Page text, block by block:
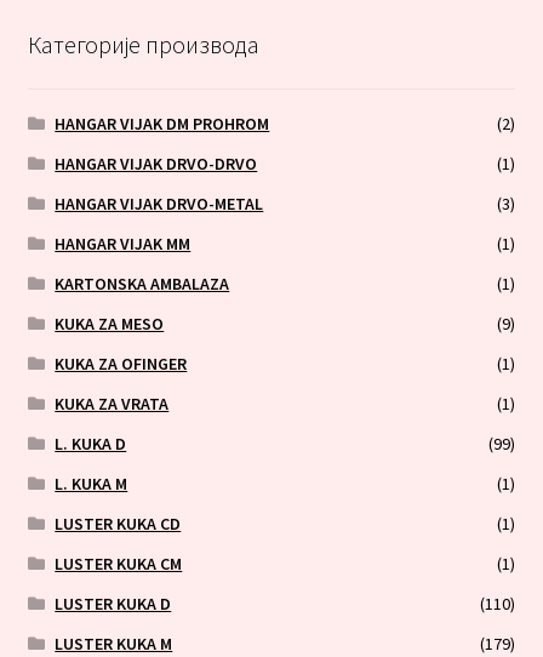
Категорије производа
HANGAR VIJAK DM PROHROM
(2)
HANGAR VIJAK DRVO-DRVO
(1)
HANGAR VIJAK DRVO-METAL
(3)
HANGAR VIJAK MM
(1)
KARTONSKA AMBALAZA
(1)
KUKA ZA MESO
(9)
KUKA ZA OFINGER
(1)
KUKA ZA VRATA
(1)
L. KUKA D
(99)
L. KUKA M
(1)
LUSTER KUKA CD
(1)
LUSTER KUKA CM
(1)
LUSTER KUKA D
(110)
LUSTER KUKA M
(179)